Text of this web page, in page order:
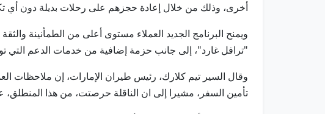
أخرى، وذلك من خلال إعادة حجزهم على رحلات بديلة دون أي
ويمنح البرنامج الجديد العملاء مستوى أعلى من الطمأنينة
"ترافل غارد"، إلى جانب حزمة إضافية من خدمات الدعم التي
وقال السير تيم كلارك، رئيس طيران الإمارات، إن ملاحظات
تأمين السفر، مشيرا إلى ان الناقلة حرصتت، من هذا المنطلق،